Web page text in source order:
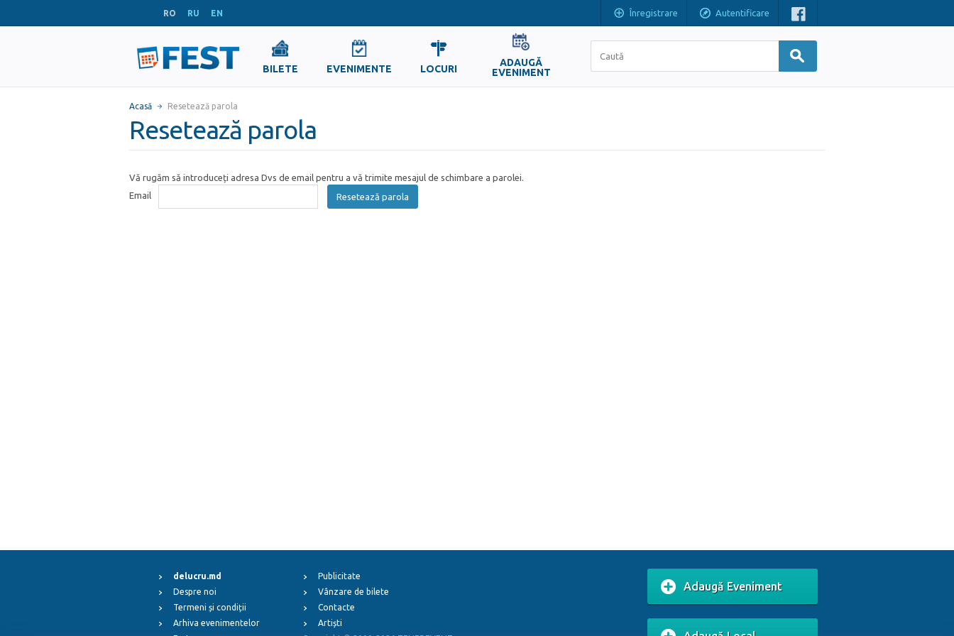
RO RU EN Înregistrare Autentificare
BILETE EVENIMENTE LOCURI
ADAUGĂ
EVENIMENT
Acasă Resetează parola
Resetează parola
Vă rugăm să introduceți adresa Dvs de email pentru a vă trimite mesajul de schimbare a parolei.
Email
Resetează parola
delucru.md
Despre noi
Termeni și condiții
Arhiva evenimentelor
Publicitate
Vânzare de bilete
Contacte
Artiști
Adaugă Eveniment